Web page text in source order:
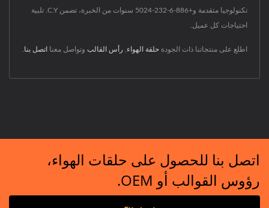
تكنولوجيا متقدمة و+886-6-232-5024 سنوات من الخبرة، تضمن C.Y. تلبية
احتياجات كل عميل.
اطلع على منتجاتنا ذات الجودة حلقة الهواء رأس القالب وتواصل معنا اتصل بنا
اتصل بنا للحصول على حلقات الهواء،
رؤوس القوالب أو OEM.